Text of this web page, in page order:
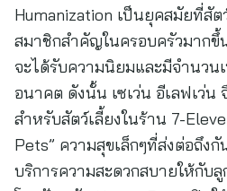
Humanization เป็นยุคสมัยที่สัต
สมาชิกสำคัญในครอบครัวมากขึ้
จะได้รับความนิยมและมีจำนวน
อนาคต ดังนั้น เซเว่น อีเลฟเว่
สำหรับสัตว์เลี้ยงในร้าน 7-
Pets” ความสุขเล็กๆที่ส่งต่อถึง
บริการความสะดวกสบายให้กับ